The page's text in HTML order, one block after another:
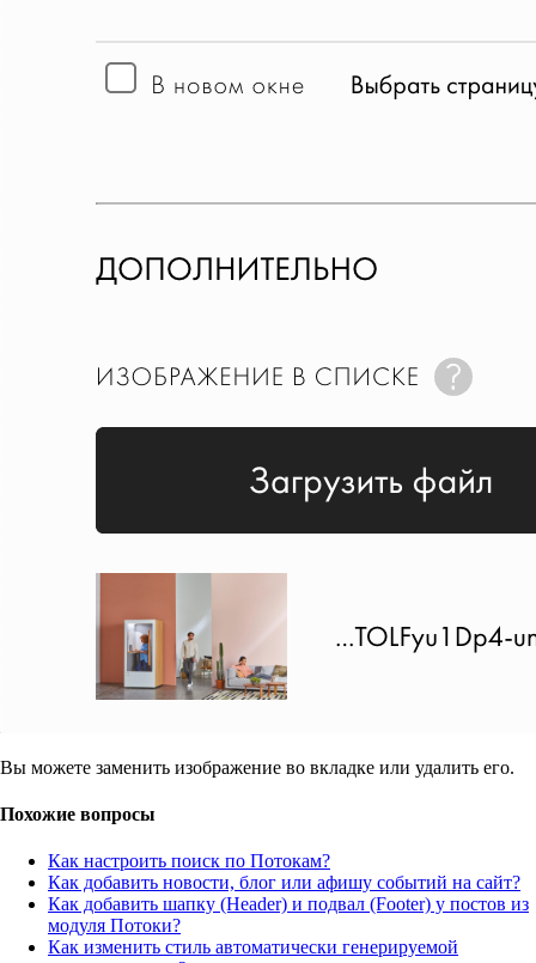
Вы можете заменить изображение во вкладке или удалить его.
Похожие вопросы
Как настроить поиск по Потокам?
Как добавить новости, блог или афишу событий на сайт?
Как добавить шапку (Header) и подвал (Footer) у постов из
модуля Потоки?
Как изменить стиль автоматически генерируемой